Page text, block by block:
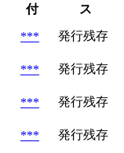
付
ス
***
発行残存
***
発行残存
***
発行残存
***
発行残存